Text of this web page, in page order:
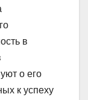
в
о его
к успеху